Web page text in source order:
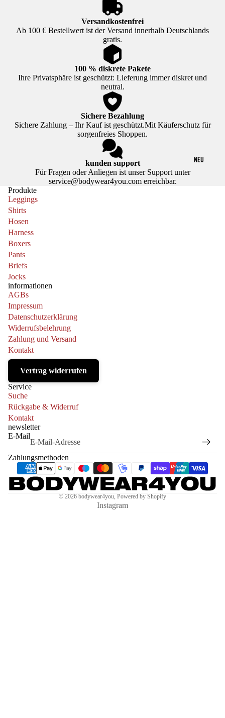
NEU
Versandkostenfrei
Ab 100 € Bestellwert ist der Versand innerhalb Deutschlands
gratis.
100 % diskrete Pakete
Ihre Privatsphäre ist geschützt: Lieferung immer diskret und
neutral.
Sichere Bezahlung
Sichere Zahlung – Ihr Kauf ist geschützt.Mit Käuferschutz für
sorgenfreies Shoppen.
kunden support
Für Fragen oder Anliegen ist unser Support unter
service@bodywear4you.com erreichbar.
Produkte
Leggings
Shirts
Hosen
Harness
Boxers
Pants
Briefs
Jocks
informationen
AGBs
Impressum
Datenschutzerklärung
Widerrufsbelehrung
Zahlung und Versand
Kontakt
Vertrag widerrufen
Service
Suche
Rückgabe & Widerruf
Kontakt
newsletter
E-Mail
Zahlungsmethoden
© 2026 bodywear4you, Powered by Shopify
Instagram